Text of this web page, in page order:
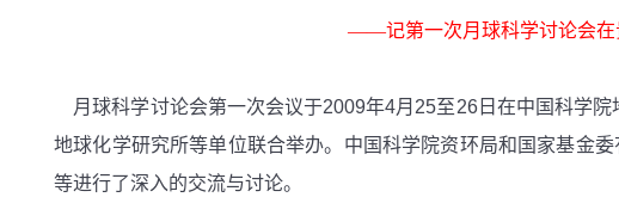
——记第一次月球科学讨论会在
月球科学讨论会第一次会议于2009年4月 25至26日在中国科学院
地球化学研究所等单位联合举办。中国科学院资环局和国家基金
等进行了深入的交流与讨论。